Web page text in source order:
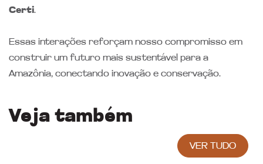
Certi.
Essas interações reforçam nosso compromisso em
construir um futuro mais sustentável para a
Amazônia, conectando inovação e conservação.
Veja também
VER TUDO